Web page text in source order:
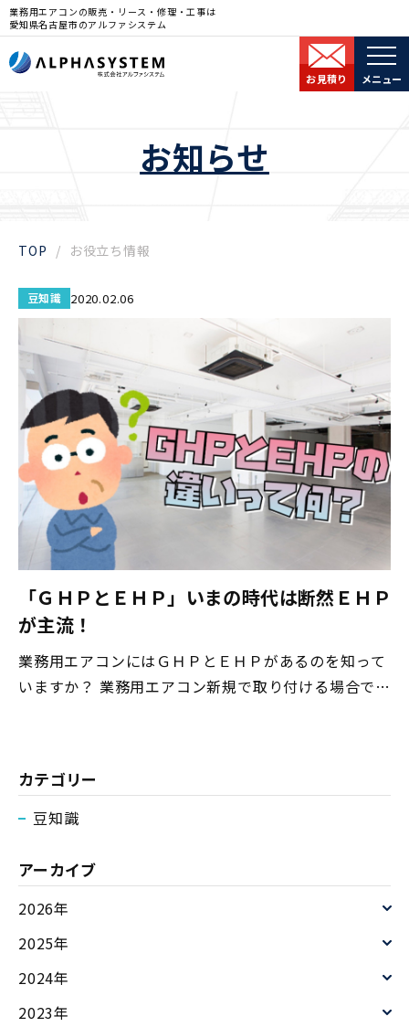
業務用エアコンの販売・リース・修理・工事は
愛知県名古屋市のアルファシステム
お見積り メニュー
お知らせ
TOP お役立ち情報
豆知識 2020.02.06
「ＧＨＰとＥＨＰ」いまの時代は断然ＥＨＰ
が主流！
業務用エアコンにはＧＨＰとＥＨＰがあるのを知って
いますか？ 業務用エアコン新規で取り付ける場合で
すすめします。 ＧＨＰとは ”G”＝ガス ”HP”＝ヒー
トポンプ ガスで動かしているエアコンを意味します。
ンプ 電気で動かしているエアコンを意味します。 な
ぜＥＨＰの業務用エアコン
カテゴリー
豆知識
アーカイブ
2026年
2025年
2024年
2023年